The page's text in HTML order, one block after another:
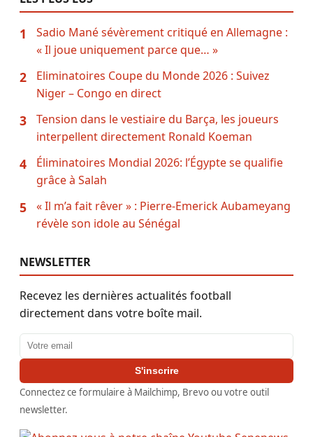
1
Sadio Mané sévèrement critiqué en Allemagne :
« Il joue uniquement parce que… »
2
Eliminatoires Coupe du Monde 2026 : Suivez
Niger – Congo en direct
3
Tension dans le vestiaire du Barça, les joueurs
interpellent directement Ronald Koeman
4
Éliminatoires Mondial 2026: l’Égypte se qualifie
grâce à Salah
5
« Il m’a fait rêver » : Pierre-Emerick Aubameyang
révèle son idole au Sénégal
NEWSLETTER
Recevez les dernières actualités football
directement dans votre boîte mail.
Adresse email
S'inscrire
Connectez ce formulaire à Mailchimp, Brevo ou votre outil
newsletter.